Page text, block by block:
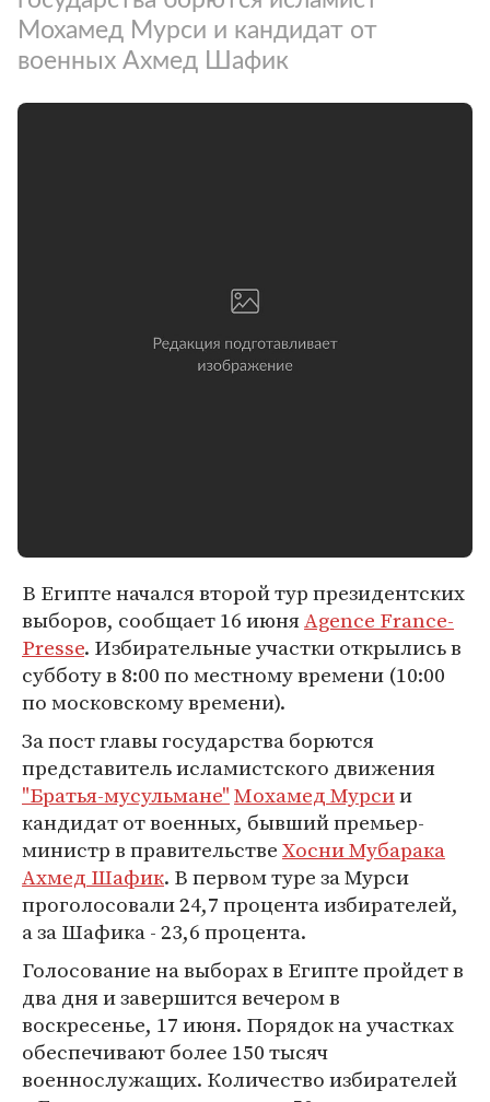
Мохамед Мурси и кандидат от
военных Ахмед Шафик
В Египте начался второй тур президентских
выборов, сообщает 16 июняAgence France-
Presse. Избирательные участки открылись в
субботу в 8:00 по местному времени (10:00
по московскому времени).
За пост главы государства борются
представитель исламистского движения
"Братья-мусульмане"Мохамед Мурсии
кандидат от военных, бывший премьер-
министр в правительствеХосни Мубарака
Ахмед Шафик. В первом туре за Мурси
проголосовали 24,7 процента избирателей,
а за Шафика - 23,6 процента.
Голосование на выборах в Египте пройдет в
два дня и завершится вечером в
воскресенье, 17 июня. Порядок на участках
обеспечивают более 150 тысяч
военнослужащих. Количество избирателей